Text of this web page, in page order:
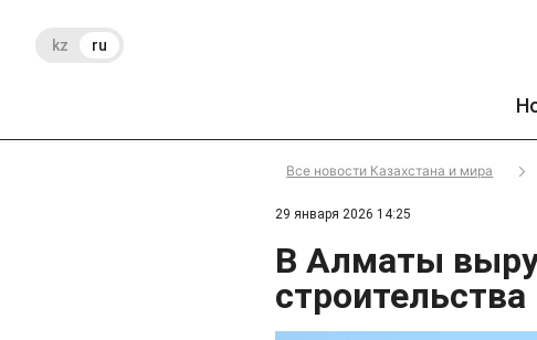
kz ru
Все новости Казахстана и мира
29 января 2026 14:25
В Алматы